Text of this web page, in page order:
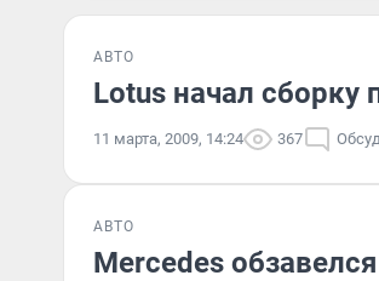
АВТО
Lotus начал сборку
11 марта, 2009, 14:24 367
АВТО
Mercedes